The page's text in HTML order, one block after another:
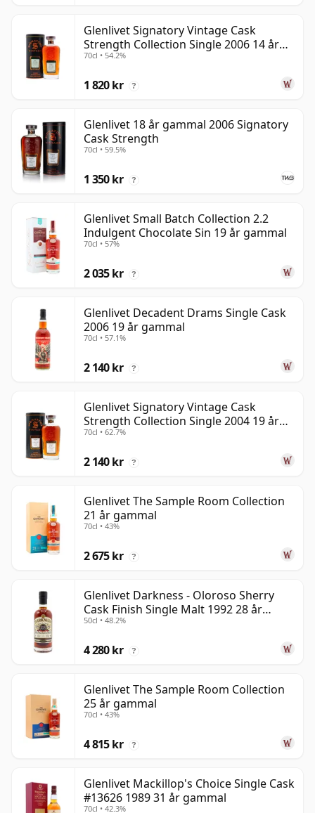
Glenlivet Signatory Vintage Cask
Strength Collection Single 2006 14 år
gammal
70cl • 54.2%
1 820 kr ?
Glenlivet 18 år gammal 2006 Signatory
Cask Strength
70cl • 59.5%
1 350 kr ?
Glenlivet Small Batch Collection 2.2
Indulgent Chocolate Sin 19 år gammal
70cl • 57%
2 035 kr ?
Glenlivet Decadent Drams Single Cask
2006 19 år gammal
70cl • 57.1%
2 140 kr ?
Glenlivet Signatory Vintage Cask
Strength Collection Single 2004 19 år
gammal
70cl • 62.7%
2 140 kr ?
Glenlivet The Sample Room Collection
21 år gammal
70cl • 43%
2 675 kr ?
Glenlivet Darkness - Oloroso Sherry
Cask Finish Single Malt 1992 28 år
gammal
50cl • 48.2%
4 280 kr ?
Glenlivet The Sample Room Collection
25 år gammal
70cl • 43%
4 815 kr ?
Glenlivet Mackillop's Choice Single Cask
#13626 1989 31 år gammal
70cl • 42.3%